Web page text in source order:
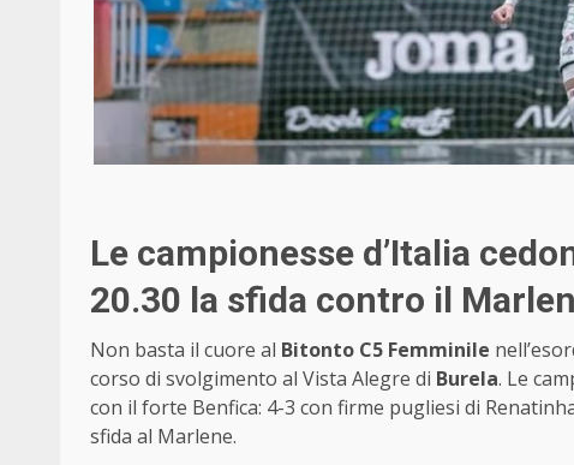
Le campionesse d’Italia
20.30 la sfida contro il
Non basta il cuore al Bitonto C5 Femminile
corso di svolgimento al Vista Alegre di Burela. Le
con il forte Benfica: 4-3 con firme pugliesi di
sfida al Marlene.